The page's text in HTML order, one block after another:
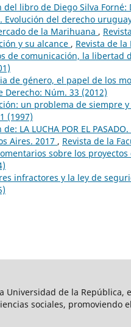
del libro de Diego Silva
del derecho
de la Marihuana ,
y su alcance , Revista de la
de comunicación, la libertad
de género, el papel de los
Derecho: Núm. 33 (2012)
un problema de siempre
(1997)
de: LA LUCHA POR EL
Aires. 2017 , Revista de la
sobre los
infractores y la ley de
Universidad de la
sociales,